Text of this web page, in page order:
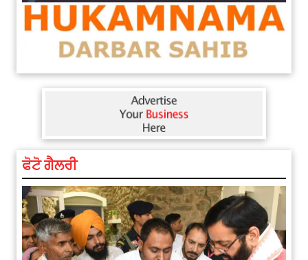
ਫੋਟੋ ਗੈਲਰੀ